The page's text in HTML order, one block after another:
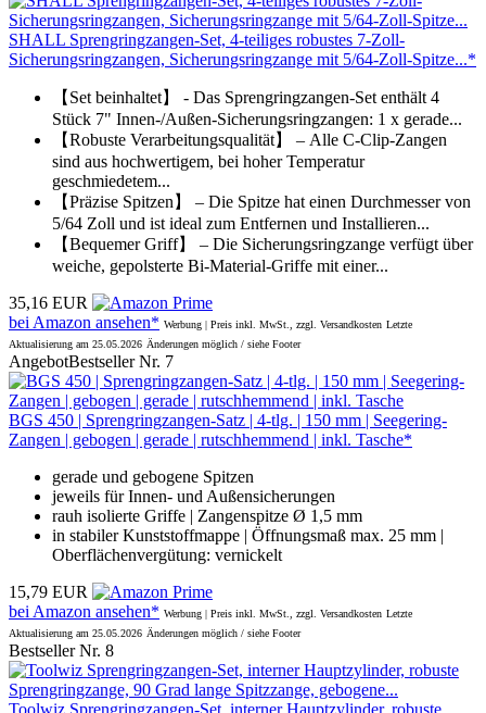
SHALL Sprengringzangen-Set, 4-teiliges robustes 7-Zoll-
Sicherungsringzangen, Sicherungsringzange mit 5/64-Zoll-Spitze...*
【Set beinhaltet】 - Das Sprengringzangen-Set enthält 4
Stück 7" Innen-/Außen-Sicherungsringzangen: 1 x gerade...
【Robuste Verarbeitungsqualität】 – Alle C-Clip-Zangen
sind aus hochwertigem, bei hoher Temperatur
geschmiedetem...
【Präzise Spitzen】 – Die Spitze hat einen Durchmesser von
5/64 Zoll und ist ideal zum Entfernen und Installieren...
【Bequemer Griff】 – Die Sicherungsringzange verfügt über
weiche, gepolsterte Bi-Material-Griffe mit einer...
35,16 EUR
bei Amazon ansehen* Werbung | Preis inkl. MwSt., zzgl. Versandkosten Letzte
Aktualisierung am 25.05.2026 Änderungen möglich / siehe Footer
AngebotBestseller Nr. 7
BGS 450 | Sprengringzangen-Satz | 4-tlg. | 150 mm | Seegering-
Zangen | gebogen | gerade | rutschhemmend | inkl. Tasche*
gerade und gebogene Spitzen
jeweils für Innen- und Außensicherungen
rauh isolierte Griffe | Zangenspitze Ø 1,5 mm
in stabiler Kunststoffmappe | Öffnungsmaß max. 25 mm |
Oberflächenvergütung: vernickelt
15,79 EUR
bei Amazon ansehen* Werbung | Preis inkl. MwSt., zzgl. Versandkosten Letzte
Aktualisierung am 25.05.2026 Änderungen möglich / siehe Footer
Bestseller Nr. 8
Toolwiz Sprengringzangen-Set, interner Hauptzylinder, robuste